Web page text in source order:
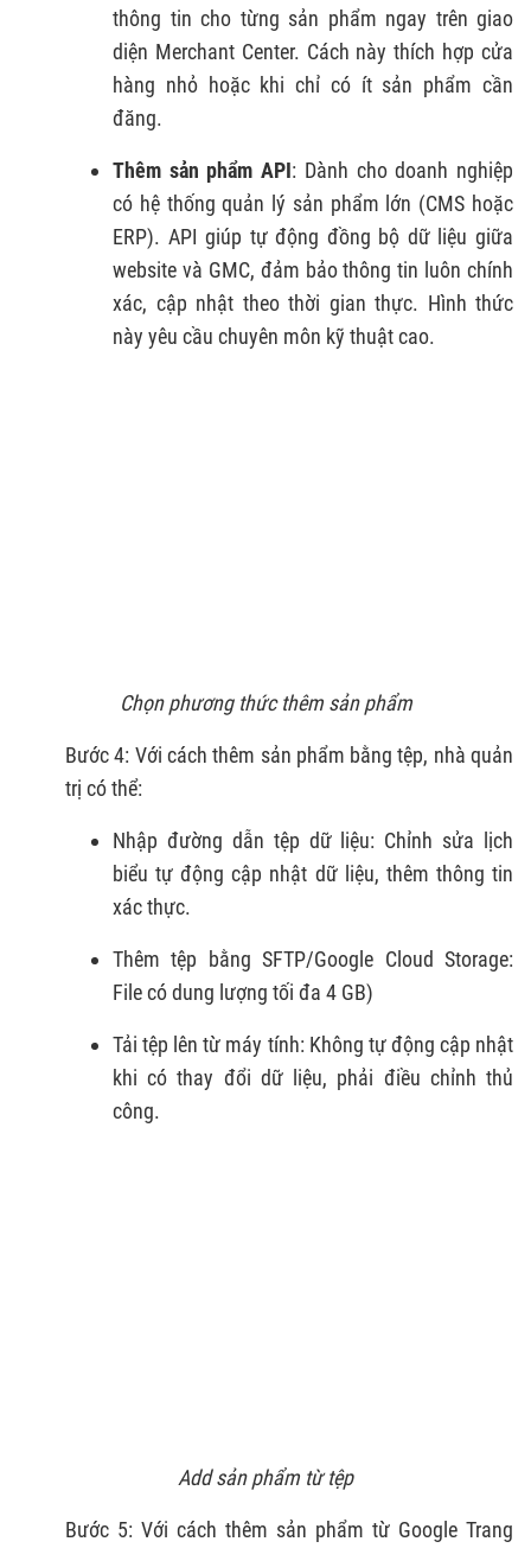
thông tin cho từng sản phẩm ngay trên giao
diện Merchant Center. Cách này thích hợp cửa
hàng nhỏ hoặc khi chỉ có ít sản phẩm cần
đăng.
Thêm sản phẩm API: Dành cho doanh nghiệp
có hệ thống quản lý sản phẩm lớn (CMS hoặc
ERP). API giúp tự động đồng bộ dữ liệu giữa
website và GMC, đảm bảo thông tin luôn chính
xác, cập nhật theo thời gian thực. Hình thức
này yêu cầu chuyên môn kỹ thuật cao.
Chọn phương thức thêm sản phẩm
Bước 4: Với cách thêm sản phẩm bằng tệp, nhà quản
trị có thể:
Nhập đường dẫn tệp dữ liệu: Chỉnh sửa lịch
biểu tự động cập nhật dữ liệu, thêm thông tin
xác thực.
Thêm tệp bằng SFTP/Google Cloud Storage:
File có dung lượng tối đa 4 GB)
Tải tệp lên từ máy tính: Không tự động cập nhật
khi có thay đổi dữ liệu, phải điều chỉnh thủ
công.
Add sản phẩm từ tệp
Bước 5: Với cách thêm sản phẩm từ Google Trang